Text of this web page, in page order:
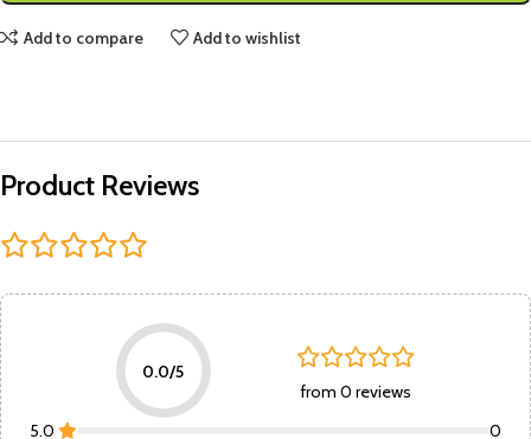
Add to compare Add to wishlist
Product Reviews
0.0/5
from 0 reviews
5.0
0